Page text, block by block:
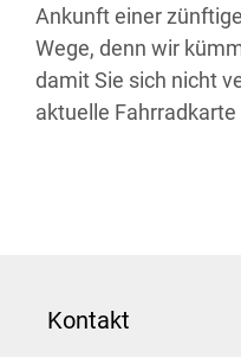
Ankunft einer
Wege, denn wir
damit Sie sich nicht
aktuelle
Kontakt